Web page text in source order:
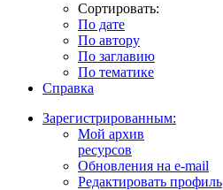
Сортировать:
По дате
По автору
По заглавию
По тематике
Справка
Зарегистрированным:
Мой архив
ресурсов
Обновления на e-mail
Редактировать профиль